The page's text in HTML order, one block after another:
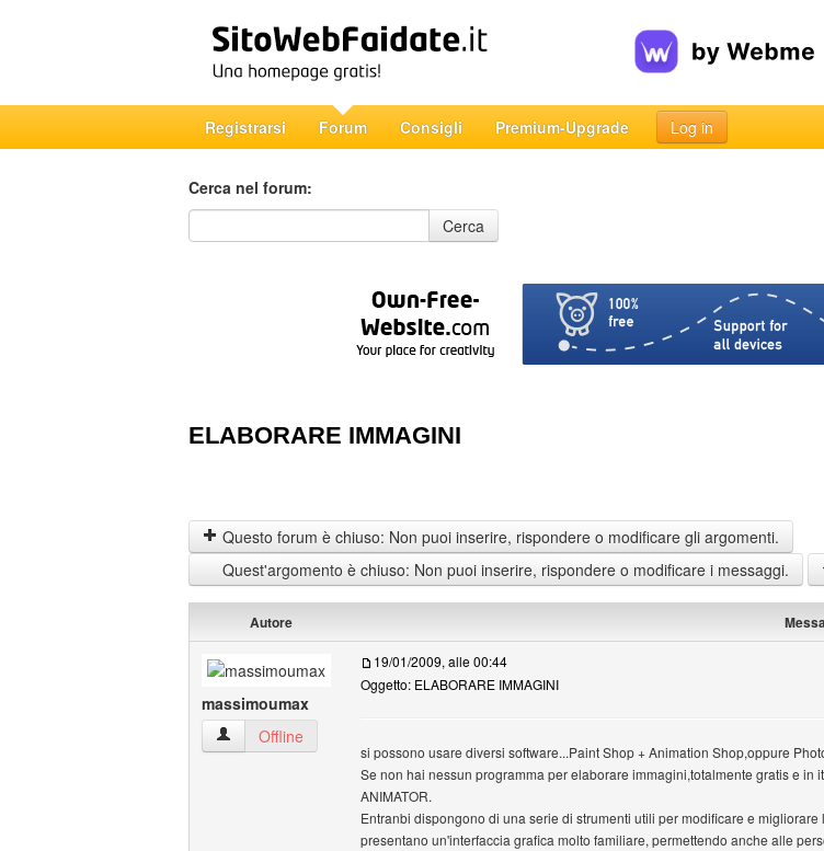
Registrarsi Forum Consigli Premium-Upgrade Log in
Cerca nel forum:
Cerca nel forum
Cerca
ELABORARE IMMAGINI
Questo forum è chiuso: Non puoi inserire, rispondere o modificare gli argomenti.
Quest'argomento è chiuso: Non puoi inserire, rispondere o modificare i messaggi.
Autore
massimoumax
massimoumax Profilo
Offline
19/01/2009, alle 00:44
Oggetto: ELABORARE IMMAGINI
si possono usare diversi software...Paint Shop + Animation Shop,oppure
Se non hai nessun programma per elaborare immagini,totalmente gratis e in
ANIMATOR.
Entranbi dispongono di una serie di strumenti utili per modificare e
presentano un'interfaccia grafica molto familiare, permettendo anche alle